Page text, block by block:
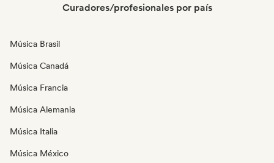
Curadores/profesionales por país
Música Brasil
Música Canadá
Música Francia
Música Alemania
Música Italia
Música México